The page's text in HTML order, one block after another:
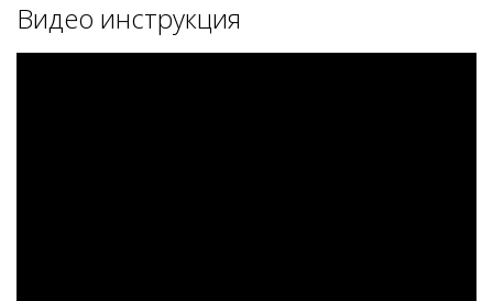
Видео инструкция